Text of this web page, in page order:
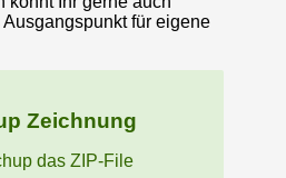
für eigene
Zeichnung
das ZIP-File